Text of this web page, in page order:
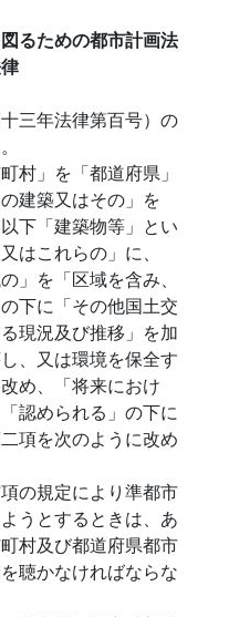
るための都市計画法
三年法律第百号）の
村」を「都道府県」
建築又はその」を
下「建築物等」とい
はこれらの」に、
」を「区域を含み、
下に「その他国土交
現況及び推移」を加
、又は環境を保全す
め、「将来におけ
認められる」の下に
項を次のように改め
の規定により準都市
うとするときは、あ
村及び都道府県都市
聴かなければならな